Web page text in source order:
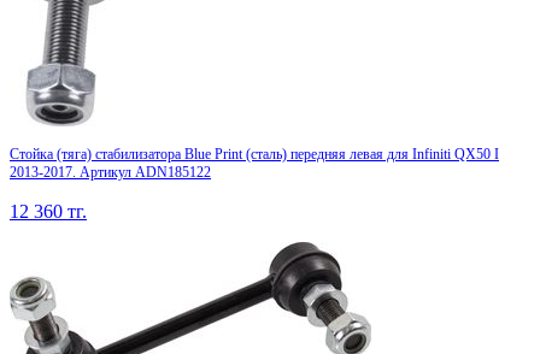
Стойка (тяга) стабилизатора Blue Print (сталь) передняя левая для Infiniti QX50 I
2013-2017. Артикул ADN185122
12 360 тг.